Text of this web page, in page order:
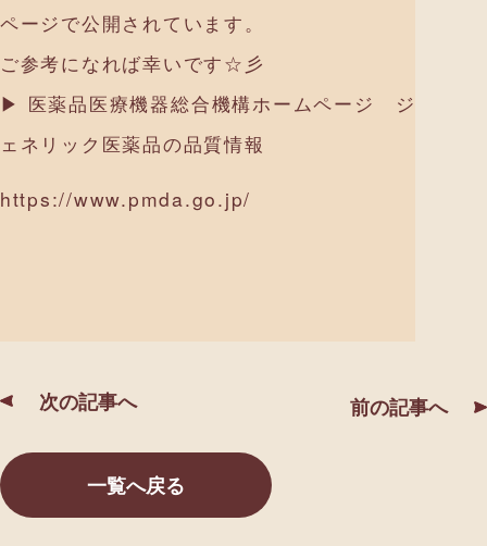
ページで公開されています。
ご参考になれば幸いです☆彡
▶ 医薬品医療機器総合機構ホームページ ジ
ェネリック医薬品の品質情報
https://www.pmda.go.jp/
次の記事へ
一覧へ戻る
前の記事へ